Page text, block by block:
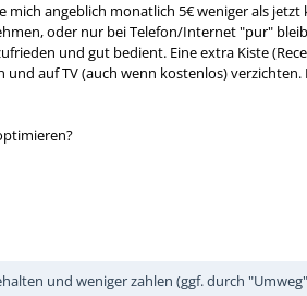
angeblich monatlich 5€ weniger als
oder nur bei Telefon/Internet "pur"
und gut bedient. Eine extra Kiste
auf TV (auch wenn kostenlos)
und weniger zahlen (ggf. durch